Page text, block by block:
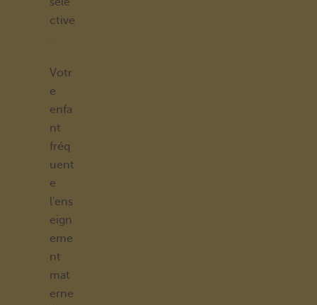
ctive
.
Votr
e
enfa
nt
fréq
uent
e
l'ens
eign
eme
nt
mat
erne